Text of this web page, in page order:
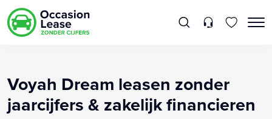
Voyah Dream leasen zonder
jaarcijfers & zakelijk financieren